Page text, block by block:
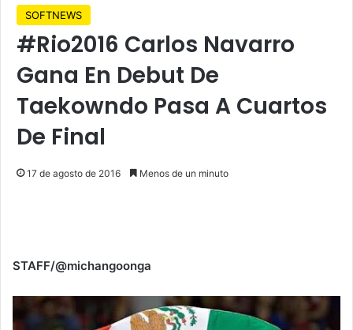
SOFTNEWS
#Rio2016 Carlos Navarro
Gana En Debut De
Taekowndo Pasa A Cuartos
De Final
17 de agosto de 2016 Menos de un minuto
STAFF/@michangoonga